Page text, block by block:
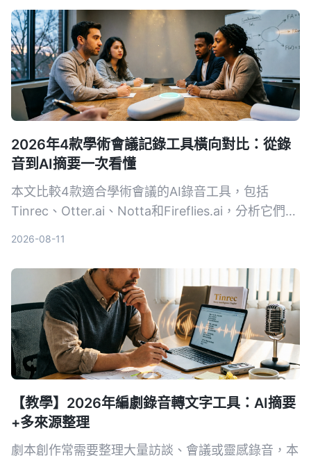
2026年4款學術會議記錄工具橫向對比：從錄
音到AI摘要一次看懂
本文比較4款適合學術會議的AI錄音工具，包括
Tinrec、Otter.ai、Notta和Fireflies.ai，分析它們在
2026-08-11
【教學】2026年編劇錄音轉文字工具：AI摘要
+多來源整理
劇本創作常需要整理大量訪談、會議或靈感錄音，本